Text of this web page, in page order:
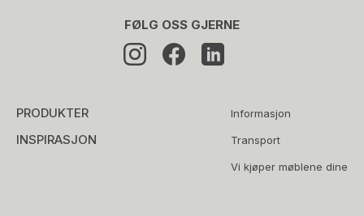
PRODUKTER
INSPIRASJON
Informasjon
Transport
Vi kjøper møblene dine
FØLG OSS GJERNE